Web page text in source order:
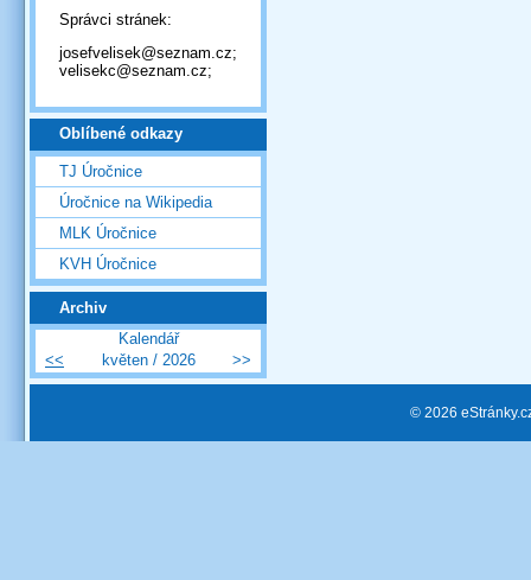
Správci stránek:
josefvelisek@seznam.cz;
velisekc@seznam.cz;
Oblíbené odkazy
TJ Úročnice
Úročnice na Wikipedia
MLK Úročnice
KVH Úročnice
Archiv
Kalendář
<<
květen / 2026 >>
© 2026